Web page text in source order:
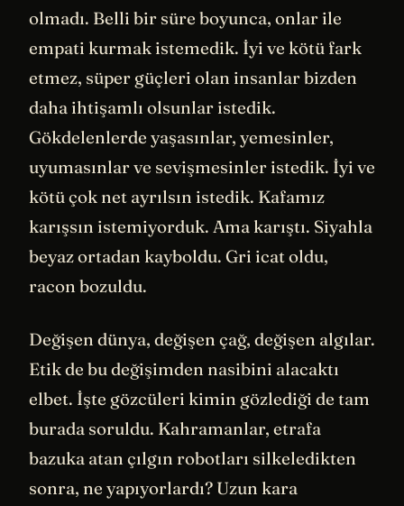
olmadı. Belli bir süre boyunca, onlar ile
empati kurmak istemedik. İyi ve kötü fark
etmez, süper güçleri olan insanlar bizden
daha ihtişamlı olsunlar istedik.
Gökdelenlerde yaşasınlar, yemesinler,
uyumasınlar ve sevişmesinler istedik. İyi ve
kötü çok net ayrılsın istedik. Kafamız
karışsın istemiyorduk. Ama karıştı. Siyahla
beyaz ortadan kayboldu. Gri icat oldu,
racon bozuldu.
Değişen dünya, değişen çağ, değişen algılar.
Etik de bu değişimden nasibini alacaktı
elbet. İşte gözcüleri kimin gözlediği de tam
burada soruldu. Kahramanlar, etrafa
bazuka atan çılgın robotları silkeledikten
sonra, ne yapıyorlardı? Uzun kara